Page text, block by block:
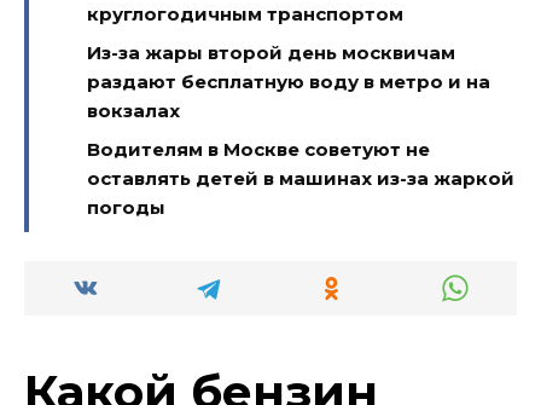
круглогодичным транспортом
Из-за жары второй день москвичам
раздают бесплатную воду в метро и на
вокзалах
Водителям в Москве советуют не
оставлять детей в машинах из-за жаркой
погоды
Какой бензин